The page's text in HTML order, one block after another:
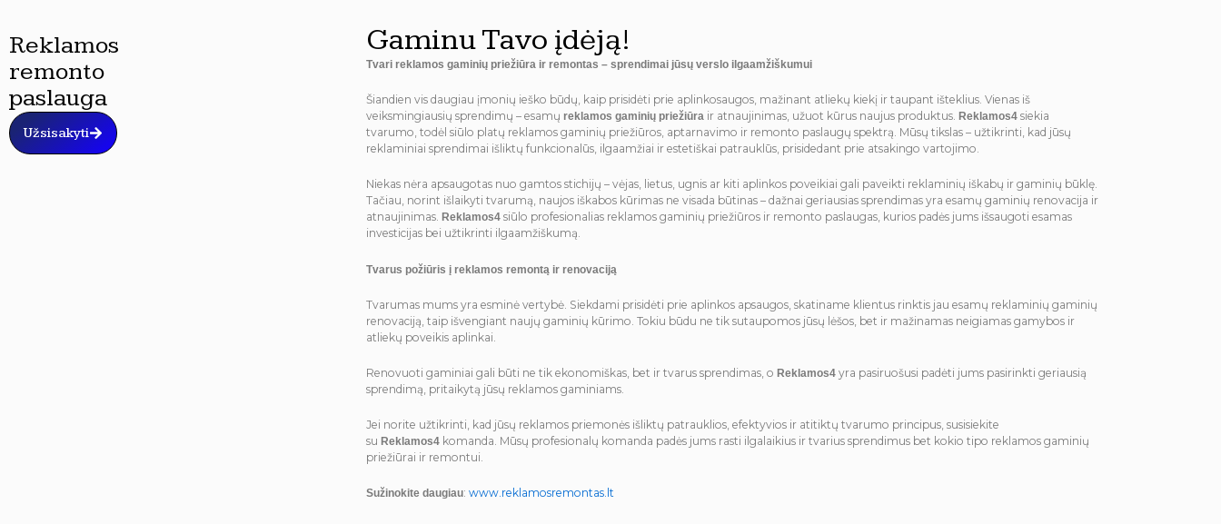
Reklamos
remonto
paslauga
Užsisakyti
Gaminu Tavo įdėją!
Tvari reklamos gaminių priežiūra ir remontas – sprendimai jūsų verslo ilgaamžiškumui
Šiandien vis daugiau įmonių ieško būdų, kaip prisidėti prie aplinkosaugos, mažinant atliekų kiekį ir taupant išteklius. Vienas iš
veiksmingiausių sprendimų – esamųreklamos gaminių priežiūra ir atnaujinimas, užuot kūrus naujus produktus.Reklamos4 siekia
tvarumo, todėl siūlo platų reklamos gaminių priežiūros, aptarnavimo ir remonto paslaugų spektrą. Mūsų tikslas – užtikrinti, kad jūsų
reklaminiai sprendimai išliktų funkcionalūs, ilgaamžiai ir estetiškai patrauklūs, prisidedant prie atsakingo vartojimo.
Niekas nėra apsaugotas nuo gamtos stichijų – vėjas, lietus, ugnis ar kiti aplinkos poveikiai gali paveikti reklaminių iškabų ir gaminių būklę.
Tačiau, norint išlaikyti tvarumą, naujos iškabos kūrimas ne visada būtinas – dažnai geriausias sprendimas yra esamų gaminių renovacija ir
atnaujinimas.Reklamos4 siūlo profesionalias reklamos gaminių priežiūros ir remonto paslaugas, kurios padės jums išsaugoti esamas
investicijas bei užtikrinti ilgaamžiškumą.
Tvarus požiūris į reklamos remontą ir renovaciją
Tvarumas mums yra esminė vertybė. Siekdami prisidėti prie aplinkos apsaugos, skatiname klientus rinktis jau esamų reklaminių gaminių
renovaciją, taip išvengiant naujų gaminių kūrimo. Tokiu būdu ne tik sutaupomos jūsų lėšos, bet ir mažinamas neigiamas gamybos ir
atliekų poveikis aplinkai.
Renovuoti gaminiai gali būti ne tik ekonomiškas, bet ir tvarus sprendimas, oReklamos4 yra pasiruošusi padėti jums pasirinkti geriausią
sprendimą, pritaikytą jūsų reklamos gaminiams.
Jei norite užtikrinti, kad jūsų reklamos priemonės išliktų patrauklios, efektyvios ir atitiktų tvarumo principus, susisiekite
suReklamos4 komanda. Mūsų profesionalų komanda padės jums rasti ilgalaikius ir tvarius sprendimus bet kokio tipo reklamos gaminių
priežiūrai ir remontui.
Sužinokite daugiau:www.reklamosremontas.lt